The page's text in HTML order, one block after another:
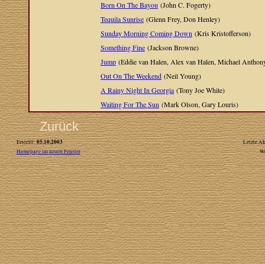
Born On The Bayou (John C. Fogerty)
Tequila Sunrise (Glenn Frey, Don Henley)
Sunday Morning Coming Down (Kris Kristofferson)
Something Fine (Jackson Browne)
Jump (Eddie van Halen, Alex van Halen, Michael
Out On The Weekend (Neil Young)
A Rainy Night In Georgia (Tony Joe White)
Waiting For The Sun (Mark Olson, Gary Louris)
Zurück
Erstellt:05.10.2003
Letzte
Homepage im neuen Fenster